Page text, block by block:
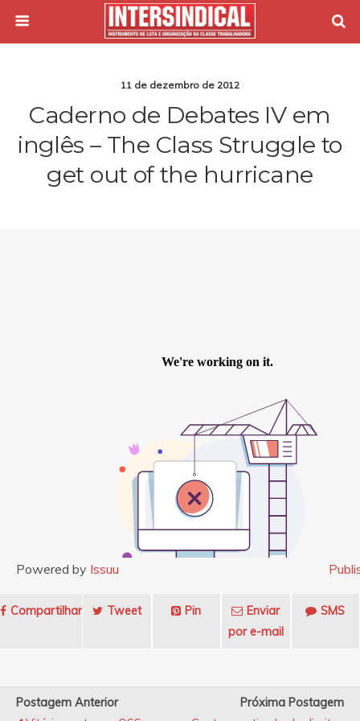
11 de dezembro de 2012
Caderno de Debates IV em
inglês – The Class Struggle to
get out of the hurricane
Powered by Issuu
Compartilhar Tweet Pin
Enviar
por e-mail
SMS
Postagem Anterior
Próxima Postagem